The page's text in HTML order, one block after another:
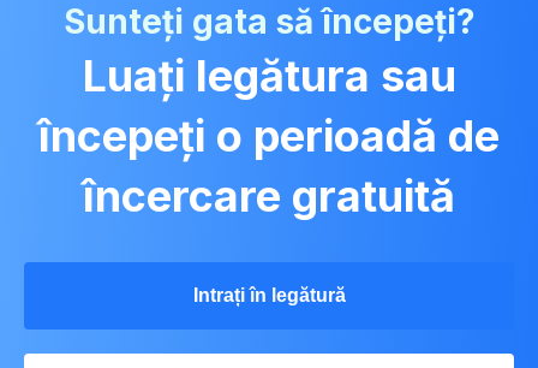
Sunteți gata să începeți?
Luați legătura sau
începeți o perioadă de
încercare gratuită
Intrați în legătură